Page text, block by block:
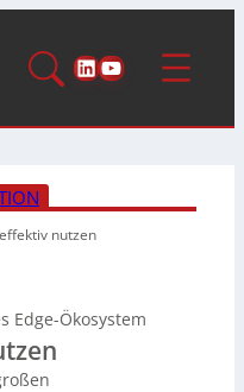
LinkedIn
YouTube
nutzen
Edge-Ökosystem